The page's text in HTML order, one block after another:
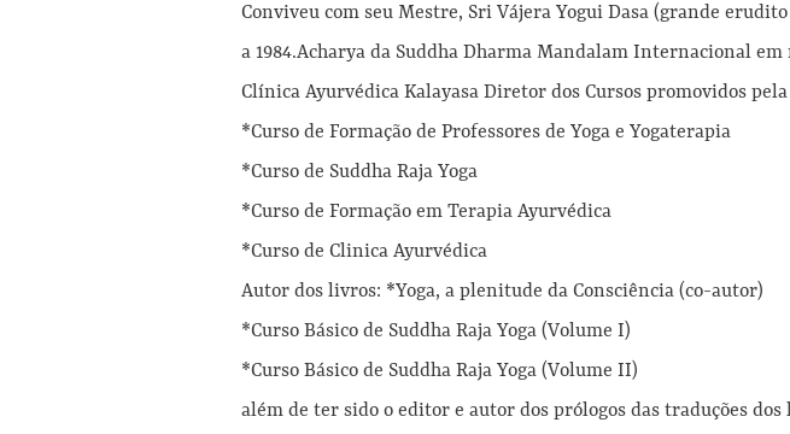
Conviveu com seu Mestre, Sri Vájera Yogui Dasa (grande
a 1984.Acharya da Suddha Dharma Mandalam Internacional
Clínica Ayurvédica Kalayasa Diretor dos Cursos promovidos
*Curso de Formação de Professores de Yoga e Yogaterapia
*Curso de Suddha Raja Yoga
*Curso de Formação em Terapia Ayurvédica
*Curso de Clinica Ayurvédica
Autor dos livros: *Yoga, a plenitude da Consciência (co-autor)
*Curso Básico de Suddha Raja Yoga (Volume I)
*Curso Básico de Suddha Raja Yoga (Volume II)
além de ter sido o editor e autor dos prólogos das traduções dos